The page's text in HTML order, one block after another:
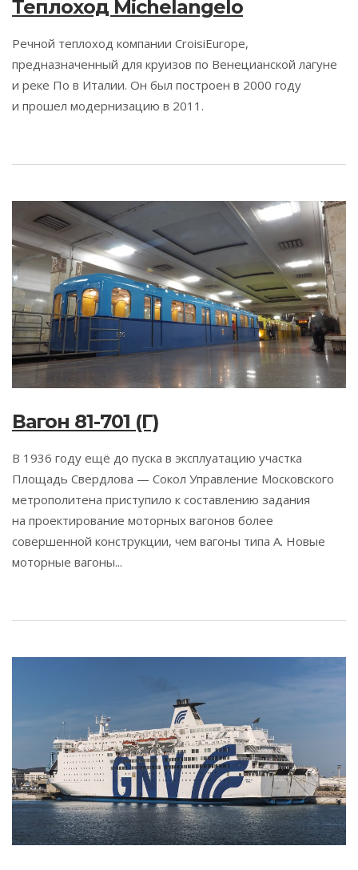
Теплоход Michelangelo
Речной теплоход компании CroisiEurope,
предназначенный для круизов по Венецианской лагуне
и реке По в Италии. Он был построен в 2000 году
и прошел модернизацию в 2011.
Вагон 81-701 (Г)
В 1936 году ещё до пуска в эксплуатацию участка
Площадь Свердлова — Сокол Управление Московского
метрополитена приступило к составлению задания
на проектирование моторных вагонов более
совершенной конструкции, чем вагоны типа А. Новые
моторные вагоны...